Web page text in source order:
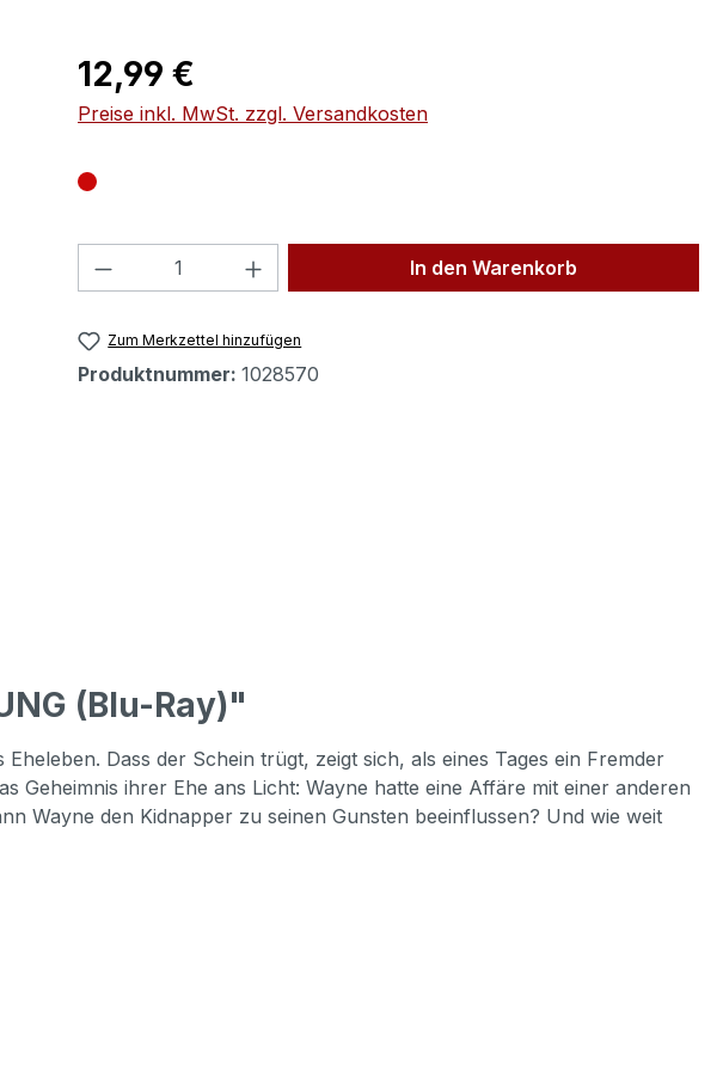
Regulärer Preis:
12,99 €
Preise inkl. MwSt. zzgl. Versandkosten
Produkt Anzahl: Gib den gewünschten Wert
In den Warenkorb
Zum Merkzettel hinzufügen
Produktnummer: 1028570
(Blu-Ray)"
Dass der Schein trügt, zeigt sich, als eines Tages ein Fremder
Geheimnis ihrer Ehe ans Licht: Wayne hatte eine Affäre mit einer anderen
Wayne den Kidnapper zu seinen Gunsten beeinflussen? Und wie weit